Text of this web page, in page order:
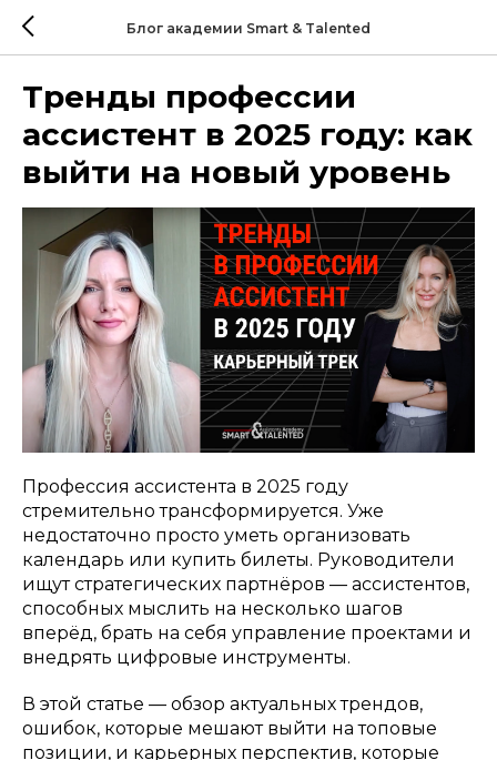
Блог академии Smart & Talented
Тренды профессии
ассистент в 2025 году: как
выйти на новый уровень
Профессия ассистента в 2025 году
стремительно трансформируется. Уже
недостаточно просто уметь организовать
календарь или купить билеты. Руководители
ищут стратегических партнёров — ассистентов,
способных мыслить на несколько шагов
вперёд, брать на себя управление проектами и
внедрять цифровые инструменты.
В этой статье — обзор актуальных трендов,
ошибок, которые мешают выйти на топовые
позиции, и карьерных перспектив, которые